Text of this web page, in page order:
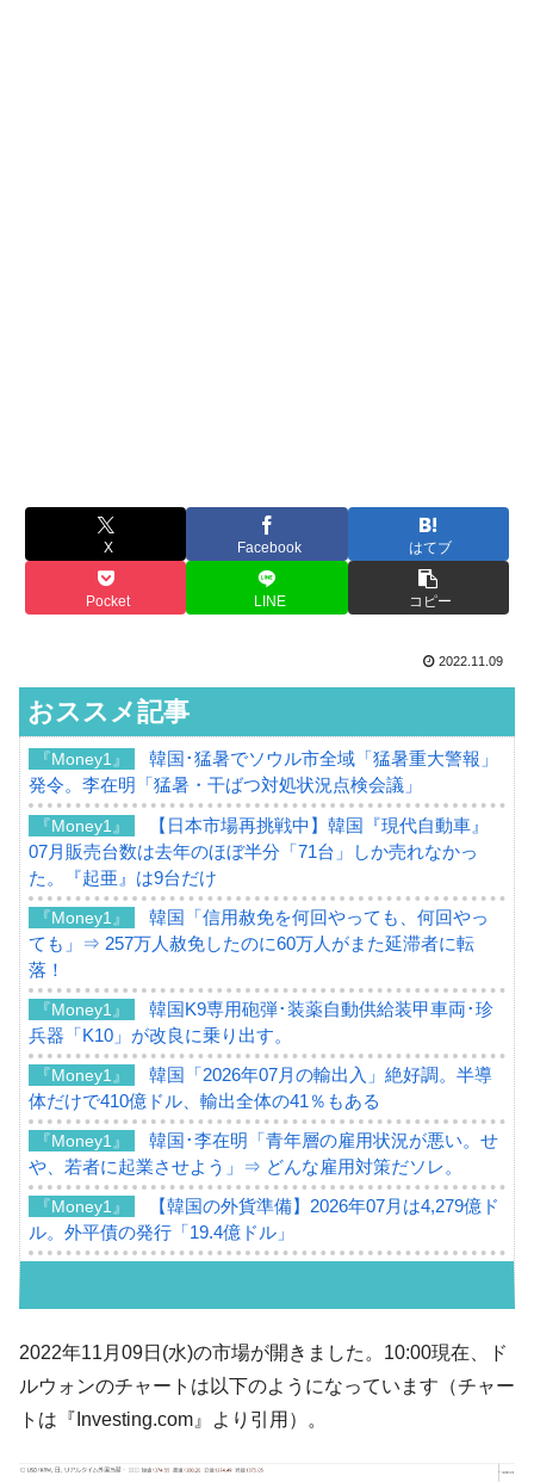
X Facebook はてブ
Pocket LINE コピー
2022.11.09
おススメ記事
『Money1』
韓国･猛暑でソウル市全域「猛暑重大警報」
発令。李在明「猛暑・干ばつ対処状況点検会議」
『Money1』
【日本市場再挑戦中】韓国『現代自動車』
07月販売台数は去年のほぼ半分「71台」しか売れなかっ
た。『起亜』は9台だけ
『Money1』
韓国「信用赦免を何回やっても、何回やっ
ても」⇒ 257万人赦免したのに60万人がまた延滞者に転
落！
『Money1』
韓国K9専用砲弾･装薬自動供給装甲車両･珍
兵器「K10」が改良に乗り出す。
『Money1』
韓国「2026年07月の輸出入」絶好調。半導
体だけで410億ドル、輸出全体の41％もある
『Money1』
韓国･李在明「青年層の雇用状況が悪い。せ
や、若者に起業させよう」⇒ どんな雇用対策だソレ。
『Money1』
【韓国の外貨準備】2026年07月は4,279億ド
ル。外平債の発行「19.4億ドル」
韓国･李在明さっそく不動産対策で浅薄な発
言。
だ。
『Money1』
『韓国銀行』が「金の保有量を増やしま
2022年11月09日(水)の市場が開きました。10:00現在、ド
ルウォンのチャートは以下のようになっています（チャー
トは『Investing.com』より引用）。